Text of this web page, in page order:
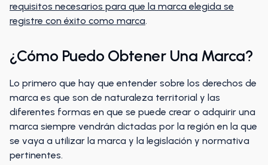
requisitos necesarios para que la marca elegida se
registre con éxito como marca.
¿Cómo Puedo Obtener Una Marca?
Lo primero que hay que entender sobre los derechos de
marca es que son de naturaleza territorial y las
diferentes formas en que se puede crear o adquirir una
marca siempre vendrán dictadas por la región en la que
se vaya a utilizar la marca y la legislación y normativa
pertinentes.